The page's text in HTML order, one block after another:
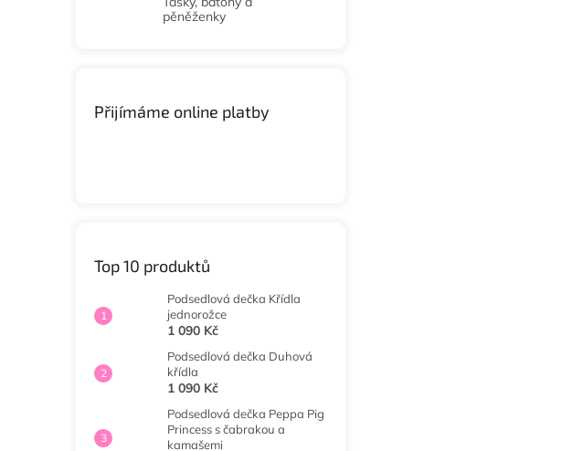
pěněženky
Přijímáme online platby
Top 10 produktů
Podsedlová dečka Křídla
jednorožce
1 090 Kč
Podsedlová dečka Duhová
křídla
1 090 Kč
Podsedlová dečka Peppa Pig
Princess s čabrakou a
kamašemi